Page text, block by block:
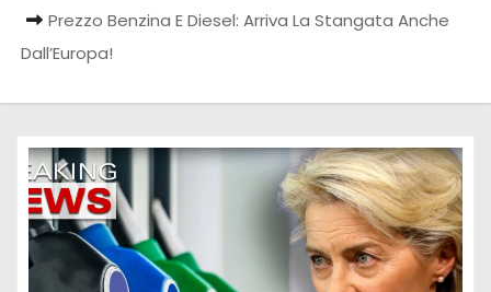
Prezzo Benzina E Diesel: Arriva La Stangata Anche
Dall’Europa!